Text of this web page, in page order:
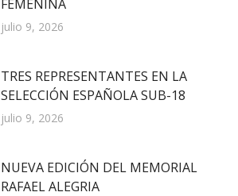
FEMENINA
julio 9, 2026
TRES REPRESENTANTES EN LA
SELECCIÓN ESPAÑOLA SUB-18
julio 9, 2026
NUEVA EDICIÓN DEL MEMORIAL
RAFAEL ALEGRIA